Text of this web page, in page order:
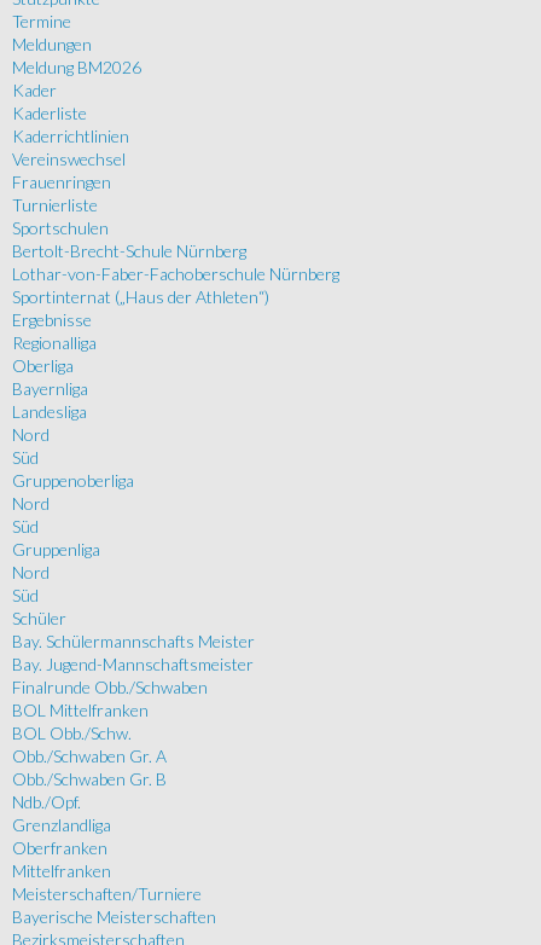
Termine
Meldungen
Meldung BM2026
Kader
Kaderliste
Kaderrichtlinien
Vereinswechsel
Frauenringen
Turnierliste
Sportschulen
Bertolt-Brecht-Schule Nürnberg
Lothar-von-Faber-Fachoberschule Nürnberg
Sportinternat („Haus der Athleten“)
Ergebnisse
Regionalliga
Oberliga
Bayernliga
Landesliga
Nord
Süd
Gruppenoberliga
Nord
Süd
Gruppenliga
Nord
Süd
Schüler
Bay. Schülermannschafts Meister
Bay. Jugend-Mannschaftsmeister
Finalrunde Obb./Schwaben
BOL Mittelfranken
BOL Obb./Schw.
Obb./Schwaben Gr. A
Obb./Schwaben Gr. B
Ndb./Opf.
Grenzlandliga
Oberfranken
Mittelfranken
Meisterschaften/Turniere
Bayerische Meisterschaften
Bezirksmeisterschaften